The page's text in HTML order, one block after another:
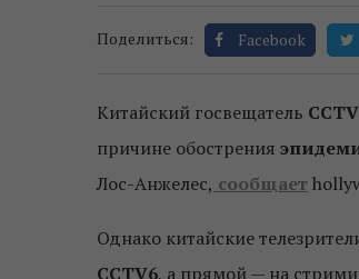
Поделиться: Facebook
Китайский госвещатель CCTV
причине обострения
Лос-Анжелес, сообщает
Однако китайские
CCTV6, а прямой — на